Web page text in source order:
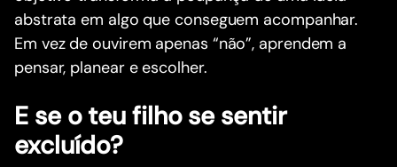
abstrata em algo que conseguem acompanhar.
Em vez de ouvirem apenas “não”, aprendem a
pensar, planear e escolher.
E se o teu filho se sentir
excluído?